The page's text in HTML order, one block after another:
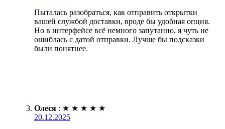
Пыталась разобраться, как отправить открытки
вашей службой доставки, вроде бы удобная опция.
Но в интерфейсе всё немного запутанно, я чуть не
ошиблась с датой отправки. Лучше бы подсказки
были понятнее.
Олеся : ★ ★ ★ ★ ★
20.12.2025